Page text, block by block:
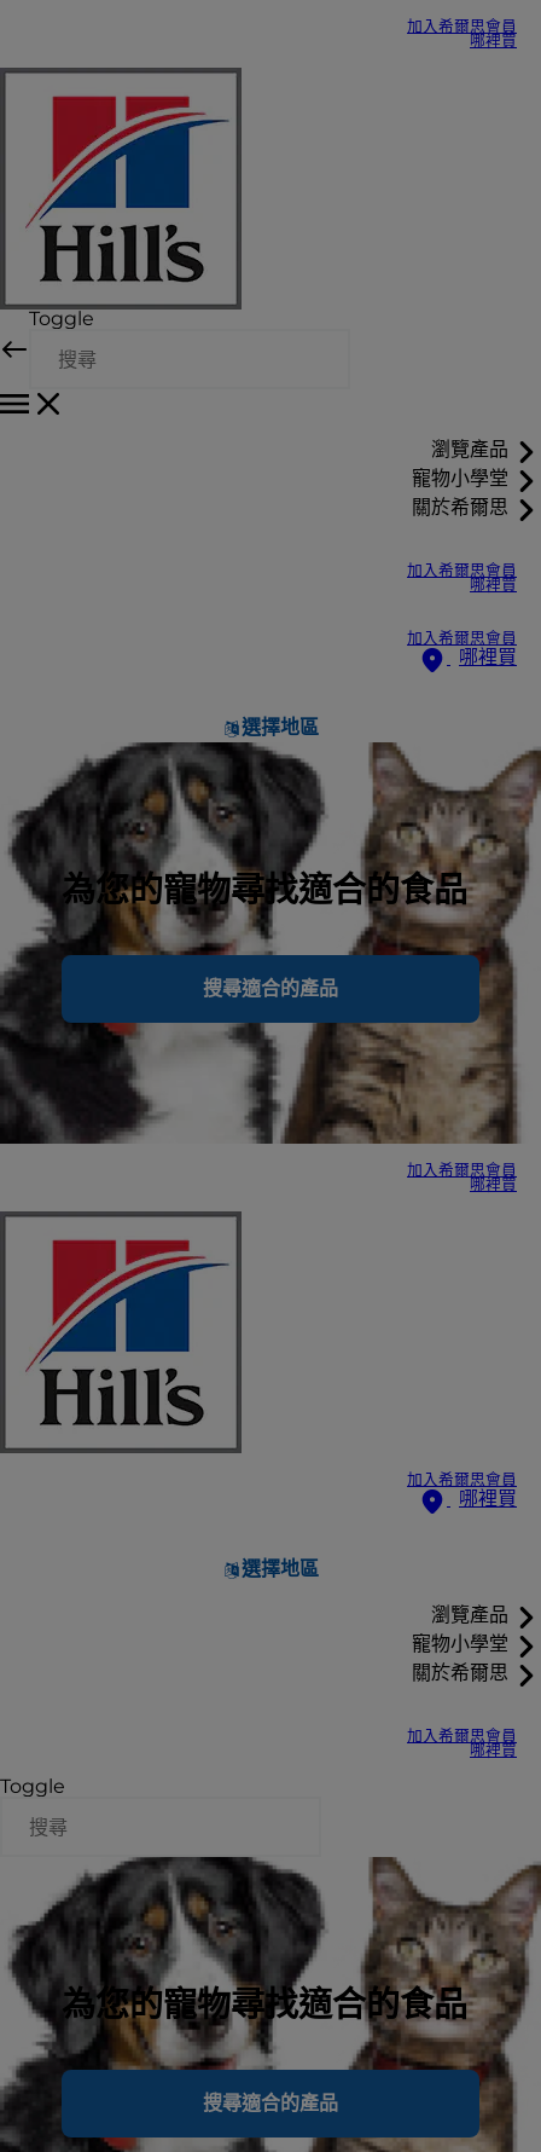
加入希爾思會員
哪裡買
Toggle
瀏覽產品
寵物小學堂
關於希爾思
加入希爾思會員
哪裡買
加入希爾思會員
哪裡買
選擇地區
為您的寵物尋找適合的食品
搜尋適合的產品
加入希爾思會員
哪裡買
加入希爾思會員
哪裡買
選擇地區
瀏覽產品
寵物小學堂
關於希爾思
加入希爾思會員
哪裡買
Toggle
為您的寵物尋找適合的食品
搜尋適合的產品